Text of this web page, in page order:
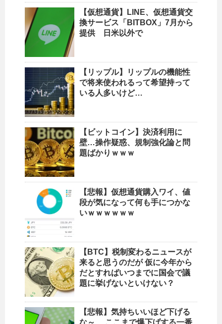
【仮想通貨】LINE、仮想通貨交
換サービス「BITBOX」7月から
提供 日米以外で
【リップル】リップルの機能性
で将来使われるって希望持って
いる人多いけど…
【ビットコイン】決済利用に
壁…操作疑惑、規制強化論と問
題ばかりｗｗｗ
【悲報】仮想通貨購入ワイ、値
段が気になって何も手につかな
いｗｗｗｗｗｗ
【BTC】税制変わるニュースが
来ると思うのだが 仮に今年から
だとすればいつまでに国会で議
題に挙げないといけない？
【悲報】気持ちいいほど下げる